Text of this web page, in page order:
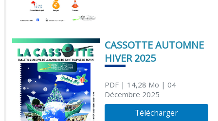
CASSOTTE AUTOMNE
HIVER 2025
PDF| 14,28 Mo | 04
Décembre 2025
Télécharger